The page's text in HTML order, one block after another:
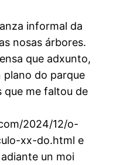
informal da
nosas árbores.
que adxunto,
plano do parque
que me faltou de
2024/12/o-
xx-do.html e
un moi